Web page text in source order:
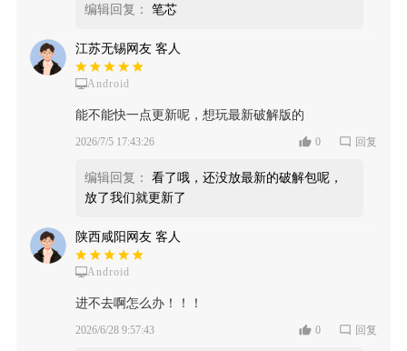
编辑回复： 笔芯
江苏无锡网友 客人
Android
能不能快一点更新呢，想玩最新破解版的
2026/7/5 17:43:26 0 回复
编辑回复：
看了哦，还没放最新的破解包呢，
放了我们就更新了
陕西咸阳网友 客人
Android
进不去啊怎么办！！！
2026/6/28 9:57:43 0 回复